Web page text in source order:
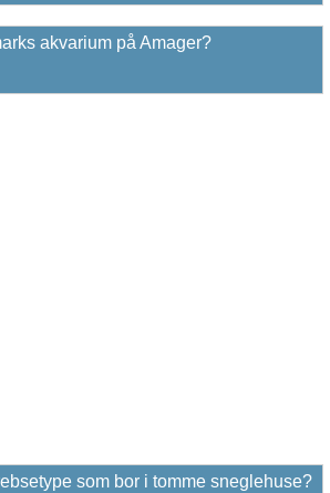
akvarium på Amager?
som bor i tomme sneglehuse?